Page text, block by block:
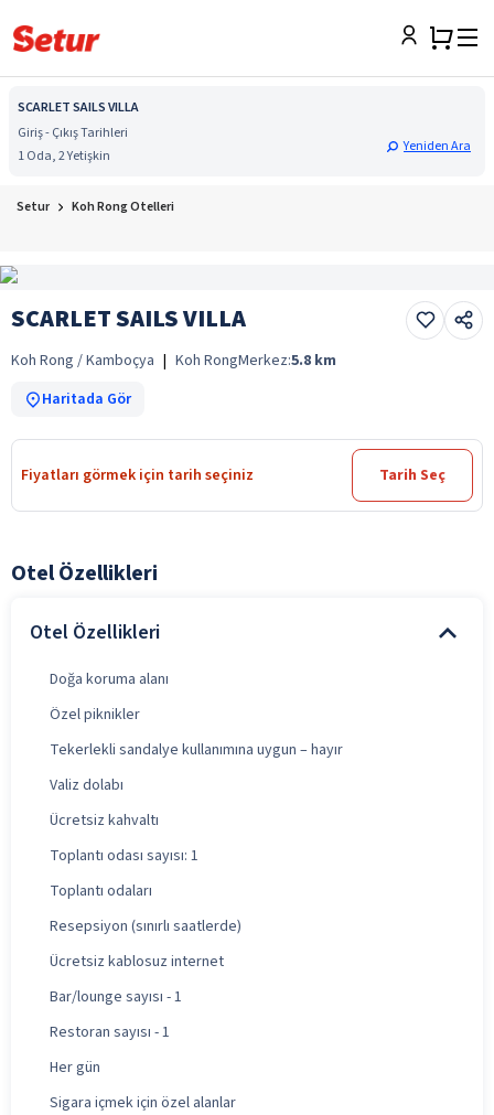
SCARLET SAILS VILLA
Giriş - Çıkış Tarihleri
1 Oda, 2 Yetişkin
Yeniden Ara
Setur Koh Rong Otelleri
SCARLET SAILS VILLA
Koh Rong / Kamboçya | Koh RongMerkez:5.8 km
Haritada Gör
Fiyatları görmek için tarih seçiniz Tarih Seç
Otel Özellikleri
Otel Özellikleri
Doğa koruma alanı
Özel piknikler
Tekerlekli sandalye kullanımına uygun – hayır
Valiz dolabı
Ücretsiz kahvaltı
Toplantı odası sayısı: 1
Toplantı odaları
Resepsiyon (sınırlı saatlerde)
Ücretsiz kablosuz internet
Bar/lounge sayısı - 1
Restoran sayısı - 1
Her gün
Sigara içmek için özel alanlar